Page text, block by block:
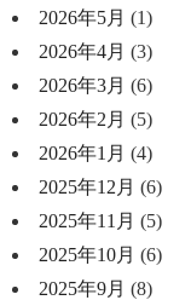
2026年5月 (1)
2026年4月 (3)
2026年3月 (6)
2026年2月 (5)
2026年1月 (4)
2025年12月 (6)
2025年11月 (5)
2025年10月 (6)
2025年9月 (8)